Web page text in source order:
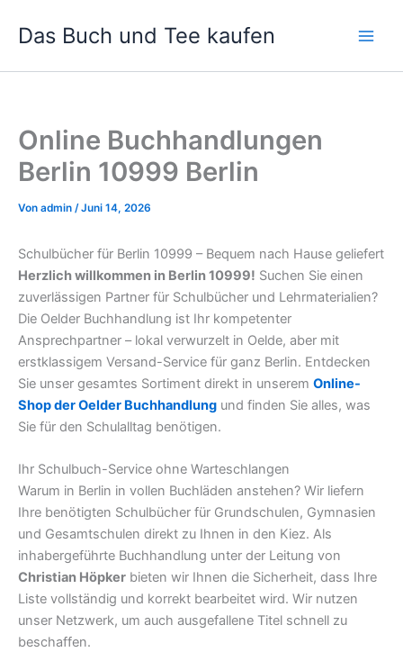
InhaltDas Buch und Tee kaufen
Online Buchhandlungen
Berlin 10999 Berlin
Von admin /Juni 14, 2026
Schulbücher für Berlin 10999 – Bequem nach Hause geliefert
Herzlich willkommen in Berlin 10999! Suchen Sie einen
zuverlässigen Partner für Schulbücher und Lehrmaterialien?
Die Oelder Buchhandlung ist Ihr kompetenter
Ansprechpartner – lokal verwurzelt in Oelde, aber mit
erstklassigem Versand-Service für ganz Berlin. Entdecken
Sie unser gesamtes Sortiment direkt in unserem Online-
Shop der Oelder Buchhandlung und finden Sie alles, was
Sie für den Schulalltag benötigen.
Ihr Schulbuch-Service ohne Warteschlangen
Warum in Berlin in vollen Buchläden anstehen? Wir liefern
Ihre benötigten Schulbücher für Grundschulen, Gymnasien
und Gesamtschulen direkt zu Ihnen in den Kiez. Als
inhabergeführte Buchhandlung unter der Leitung von
Christian Höpker bieten wir Ihnen die Sicherheit, dass Ihre
Liste vollständig und korrekt bearbeitet wird. Wir nutzen
unser Netzwerk, um auch ausgefallene Titel schnell zu
beschaffen.